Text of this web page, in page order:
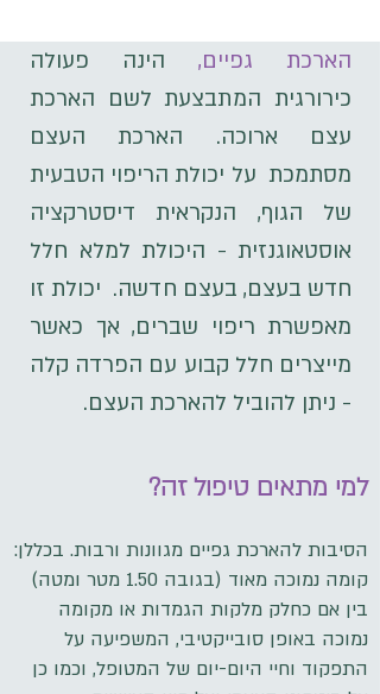
הארכת גפיים, הינה פעולה
כירורגית המתבצעת לשם הארכת
עצם ארוכה. הארכת העצם
מסתמכת על יכולת הריפוי הטבעית
של הגוף, הנקראית דיסטרקציה
אוסטאוגנזית - היכולת למלא חלל
חדש בעצם, בעצם חדשה. יכולת זו
מאפשרת ריפוי שברים, אך כאשר
מייצרים חלל קבוע עם הפרדה קלה
- ניתן להוביל להארכת העצם.
הסיבות להארכת גפיים מגוונות ורבות. בכללן:
קומה נמוכה מאוד (בגובה 1.50 מטר ומטה)
בין אם כחלק מלקות הגמדות או מקומה
נמוכה באופן סובייקטיבי, המשפיעה על
התפקוד וחיי היום-יום של המטופל, וכמו כן
?למי מתאים טיפול זה